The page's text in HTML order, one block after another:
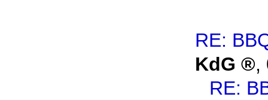
RE:
KdG
,
RE: